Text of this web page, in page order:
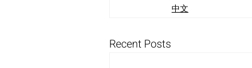
中文
Recent Posts